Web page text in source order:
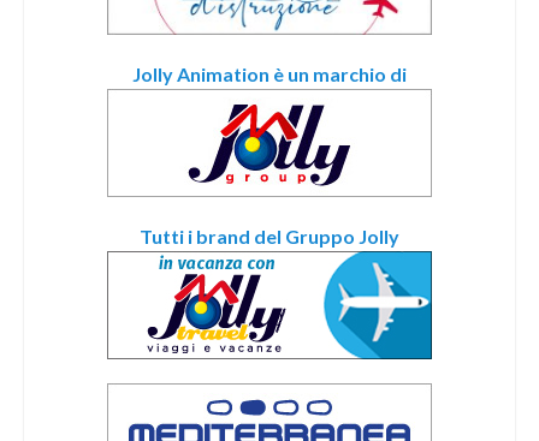
Jolly Animation è un marchio di
Tutti i brand del Gruppo Jolly